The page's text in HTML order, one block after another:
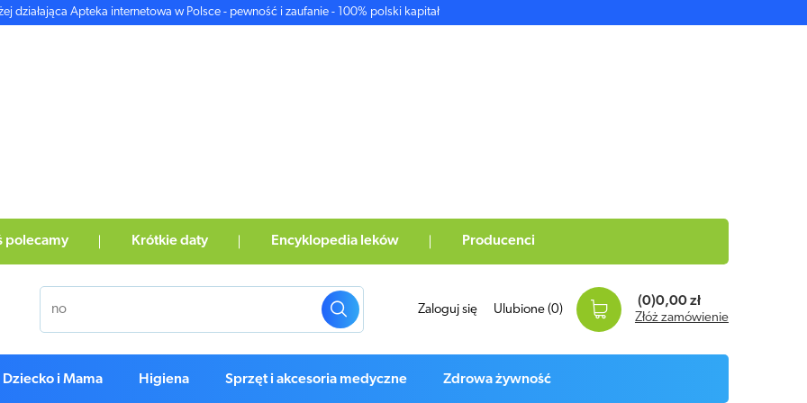
działająca Apteka internetowa w Polsce - pewność i zaufanie - 100% polski kapitał
polecamy Krótkie daty Encyklopedia leków Producenci
Zaloguj się Ulubione (0)
(0)0,00 zł
Złóż zamówienie
Dziecko i Mama Higiena Sprzęt i akcesoria medyczne Zdrowa żywność